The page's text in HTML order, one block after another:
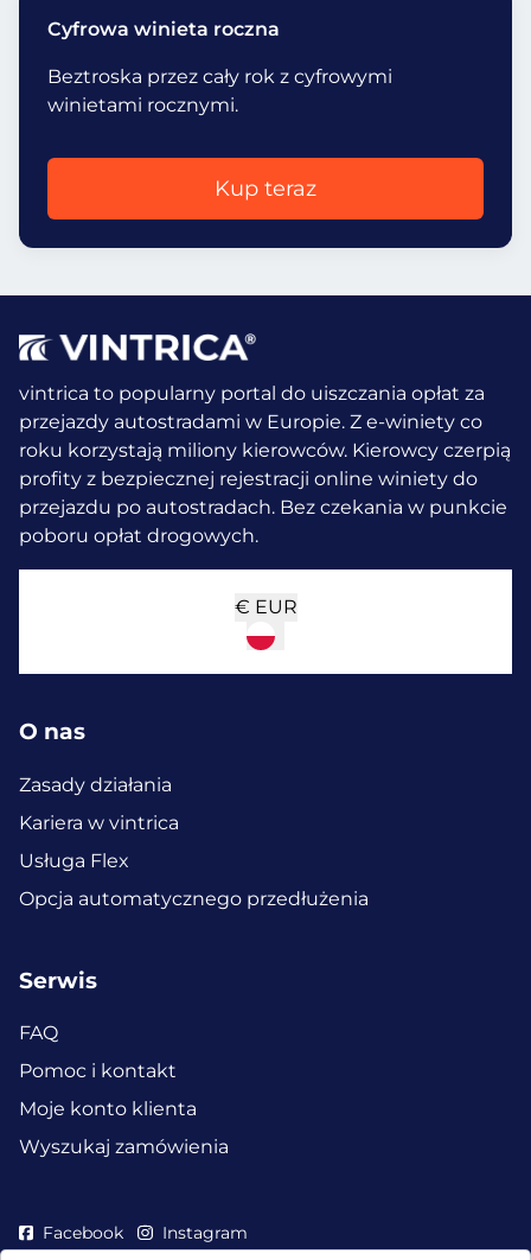
Cyfrowa winieta roczna
Beztroska przez cały rok z cyfrowymi
winietami rocznymi.
Kup teraz
vintrica to popularny portal do uiszczania opłat za
przejazdy autostradami w Europie. Z e-winiety co
roku korzystają miliony kierowców. Kierowcy czerpią
profity z bezpiecznej rejestracji online winiety do
przejazdu po autostradach. Bez czekania w punkcie
poboru opłat drogowych.
€ EUR
O nas
Zasady działania
Kariera w vintrica
Usługa Flex
Opcja automatycznego przedłużenia
Serwis
FAQ
Pomoc i kontakt
Moje konto klienta
Wyszukaj zamówienia
Facebook Instagram